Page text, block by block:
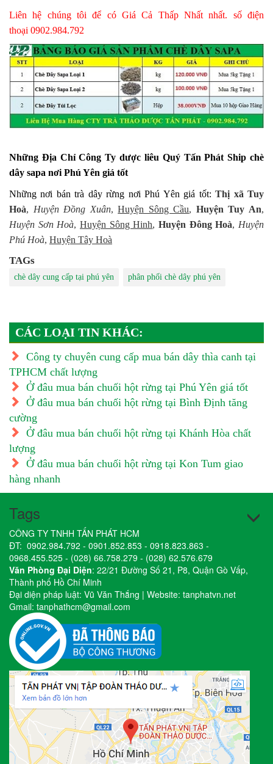
Liên hệ chúng tôi để có Giá Cả Thấp Nhất nhất. số điện
thoại 0902.984.792
Những Địa Chỉ Công Ty dược liêu Quý Tấn Phát Ship chè
dây sapa nơi Phú Yên giá tốt
Những nơi bán trà dây rừng nơi Phú Yên giá tốt:Thị xã Tuy
Hoà, Huyện Đồng Xuân,Huyện Sông Cầu, Huyện Tuy An,
Huyện Sơn Hoà,Huyện Sông Hinh,Huyện Đông Hoà, Huyện
Phú Hoà, Huyện Tây Hoà
TAGs
chè dây cung cấp tại phú yên phân phối chè dây phú yên
CÁC LOẠI TIN KHÁC:
Công ty chuyên cung cấp mua bán dây thìa canh tại
TPHCM chất lượng
Ở đâu mua bán chuối hột rừng tại Phú Yên giá tốt
Ở đâu mua bán chuối hột rừng tại Bình Định tăng
cường
Ở đâu mua bán chuối hột rừng tại Khánh Hòa chất
lượng
Ở đâu mua bán chuối hột rừng tại Kon Tum giao
hàng nhanh
Tags
CÔNG TY TNHH TẤN PHÁT HCM
ĐT: 0902.984.792 - 0901.852.853 - 0918.823.863 -
0968.455.525 - (028) 66.758.279 - (028) 62.576.679
Văn Phòng Đại Diện: 22/21 Đường Số 21, P8, Quận Gò Vấp,
Thành phố Hồ Chí Minh
Đại diện pháp luật: Vũ Văn Thắng | Website: tanphatvn.net
Gmail: tanphathcm@gmail.com